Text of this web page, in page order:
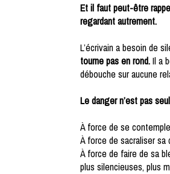
Et il faut peut-être
regardant autrement.
L’écrivain a besoin de
tourne pas en rond.Il a
débouche sur aucune
Le danger n’est pas
À force de se
À force de sacraliser
À force de faire de sa
plus silencieuses, plus